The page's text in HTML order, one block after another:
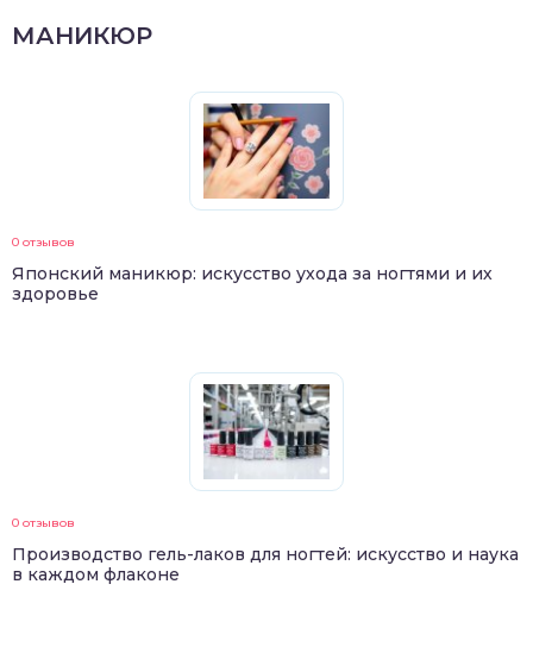
МАНИКЮР
0 отзывов
Японский маникюр: искусство ухода за ногтями и их
здоровье
0 отзывов
Производство гель-лаков для ногтей: искусство и наука
в каждом флаконе